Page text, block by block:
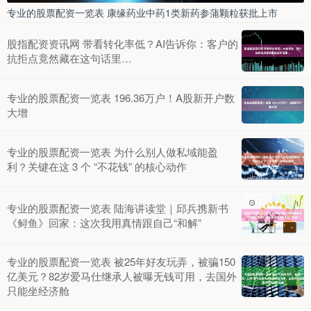
专业的股票配资一览表 康缘药业中药1类新药参蒲颗粒获批上市
股指配资资讯网 带看转化率低？AI告诉你：客户的
抗拒点竟然藏在这句话里…
专业的股票配资一览表 196.36万户！A股新开户数
大增
专业的股票配资一览表 为什么别人做私域能盈
利？关键在这 3 个 “不花钱” 的核心动作
专业的股票配资一览表 陆海讲读堂｜邱兵携新书
《鲟鱼》回家：这次我用真情跟自己“和解”
专业的股票配资一览表 被25年好友玩弄，被骗150
亿美元？82岁爱马仕继承人被曝无钱可用，去国外
只能坐经济舱